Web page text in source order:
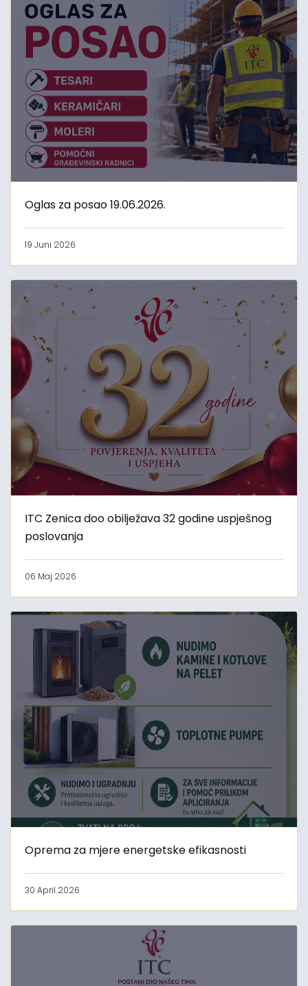
Oglas za posao 19.06.2026.
19 Juni 2026
ITC Zenica doo obilježava 32 godine uspješnog
poslovanja
06 Maj 2026
Oprema za mjere energetske efikasnosti
30 April 2026